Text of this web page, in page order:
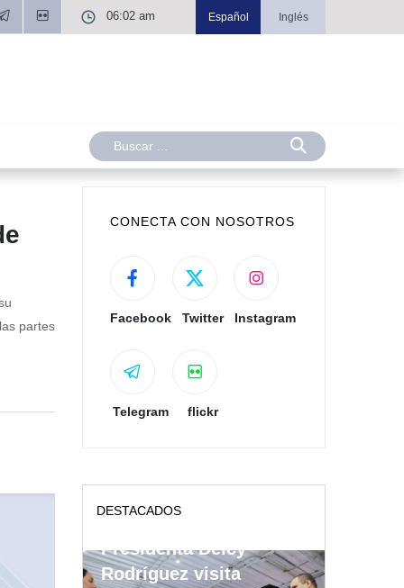
06:02 am Español Inglés
partes
CONECTA CON NOSOTROS
Facebook Twitter Instagram
Telegram flickr
DESTACADOS
Presidenta Delcy
Rodríguez visita